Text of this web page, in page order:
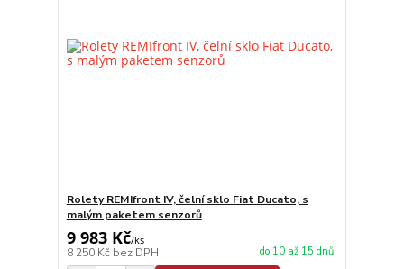
Rolety REMIfront IV, čelní sklo Fiat Ducato, s
malým paketem senzorů
9 983 Kč/ks
8 250 Kč bez DPH do 10 až 15 dnů